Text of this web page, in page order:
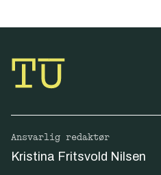
Ansvarlig redaktør
Kristina Fritsvold Nilsen